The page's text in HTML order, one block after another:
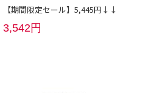
【期間限定セール】5,445円↓↓
3,542円